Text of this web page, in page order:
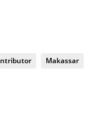
Makassar